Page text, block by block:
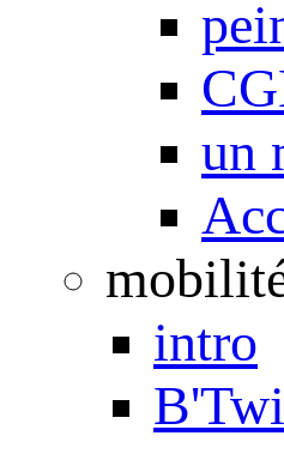
un
intro